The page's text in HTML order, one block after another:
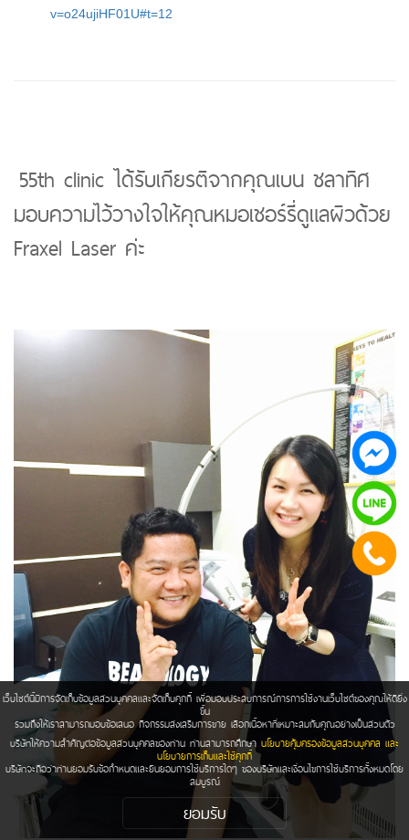
v=o24ujiHF01U#t=12
55th clinic ได้รับเกียรติจากคุณเบน ชลาทิศ
มอบความไว้วางใจให้คุณหมอเชอร์รี่ดูแลผิวด้วย
Fraxel Laser ค่ะ
เว็บไซต์นี้มีการจัดเก็บข้อมูลส่วนบุคคลและจัดเก็บคุกกี้ เพื่อมอบประสบการณ์การการใช้งานเว็บไซต์ของคุณให้ดียิ่ง
ขึ้น
รวมถึงให้เราสามารถมอบข้อเสนอ กิจกรรมส่งเสริมการขาย เลือกเนื้อหาที่เหมาะสมกับคุณอย่างเป็นส่วนตัว
บริษัทให้ความสำคัญต่อข้อมูลส่วนบุคคลของท่าน ท่านสามารถศึกษา นโยบายคุ้มครองข้อมูลส่วนบุคคล และ
นโยบายการเก็บและใช้คุกกี้
บริษัทจะถือว่าท่านยอมรับข้อกำหนดและยินยอมการใช้บริการใดๆ ของบริษัทและเงื่อนไขการใช้บริการทั้งหมดโดย
สมบูรณ์
ยอมรับ